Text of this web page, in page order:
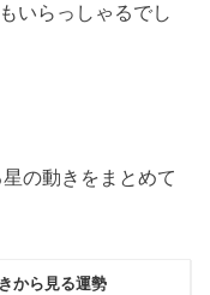
いらっしゃるでし
の動きをまとめて
から見る運勢